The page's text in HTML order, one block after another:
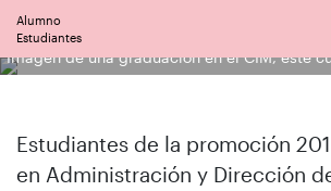
Alumno
Estudiantes
Imagen de una graduación en el CIM, este
Estudiantes de la promoción
en Administración y Dirección